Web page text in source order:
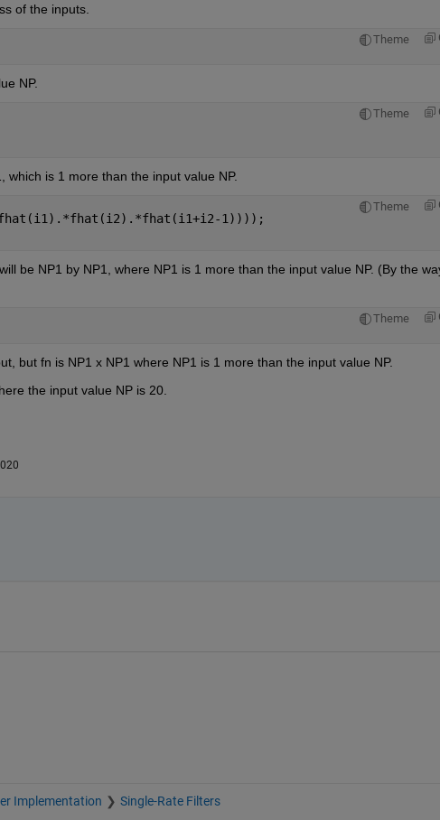
of the inputs.
Theme
NP.
Theme
is 1 more than the input value NP.
Theme
1))));
be NP1 by NP1, where NP1 is 1 more than the input value NP. (By the
Theme
but fn is NP1 x NP1 where NP1 is 1 more than the input value NP.
the input value NP is 20.
Implementation Single-Rate Filters